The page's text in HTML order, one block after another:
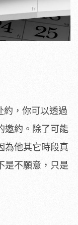
約，你可以透過
邀約。除了可能
為他其它時段真
是不願意，只是